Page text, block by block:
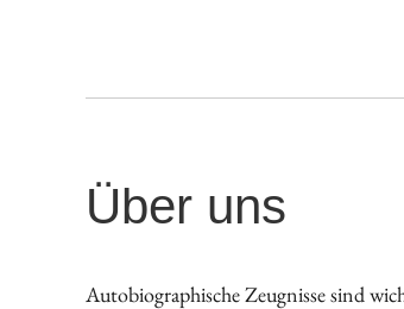
Über uns
Autobiographische Zeugnisse sind